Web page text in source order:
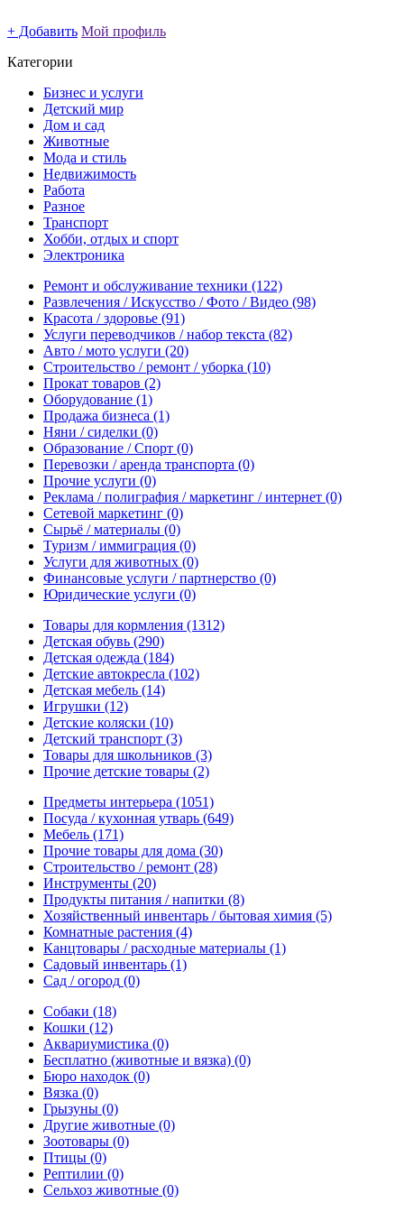
+ Добавить Мой профиль
Категории
Бизнес и услуги
Детский мир
Дом и сад
Животные
Мода и стиль
Недвижимость
Работа
Разное
Транспорт
Хобби, отдых и спорт
Электроника
Ремонт и обслуживание техники (122)
Развлечения / Искусство / Фото / Видео (98)
Красота / здоровье (91)
Услуги переводчиков / набор текста (82)
Авто / мото услуги (20)
Строительство / ремонт / уборка (10)
Прокат товаров (2)
Оборудование (1)
Продажа бизнеса (1)
Няни / сиделки (0)
Образование / Спорт (0)
Перевозки / аренда транспорта (0)
Прочие услуги (0)
Реклама / полиграфия / маркетинг / интернет (0)
Сетевой маркетинг (0)
Сырьё / материалы (0)
Туризм / иммиграция (0)
Услуги для животных (0)
Финансовые услуги / партнерство (0)
Юридические услуги (0)
Товары для кормления (1312)
Детская обувь (290)
Детская одежда (184)
Детские автокресла (102)
Детская мебель (14)
Игрушки (12)
Детские коляски (10)
Детский транспорт (3)
Товары для школьников (3)
Прочие детские товары (2)
Предметы интерьера (1051)
Посуда / кухонная утварь (649)
Мебель (171)
Прочие товары для дома (30)
Строительство / ремонт (28)
Инструменты (20)
Продукты питания / напитки (8)
Хозяйственный инвентарь / бытовая химия (5)
Комнатные растения (4)
Канцтовары / расходные материалы (1)
Садовый инвентарь (1)
Сад / огород (0)
Собаки (18)
Кошки (12)
Аквариумистика (0)
Бесплатно (животные и вязка) (0)
Бюро находок (0)
Вязка (0)
Грызуны (0)
Другие животные (0)
Зоотовары (0)
Птицы (0)
Рептилии (0)
Сельхоз животные (0)